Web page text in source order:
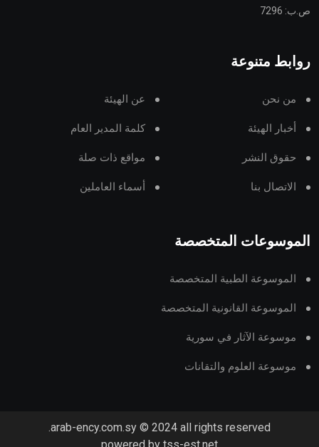
ص.ب: 7296
روابط متنوعة
من نحن عن الهيئة
أخبار الهيئة كلمة المدير العام
حقوق النشر مواقع ذات صلة
الاتصال بنا أسماء العاملين
الموسوعات المتخصصة
الموسوعة الطبية المتخصصة
الموسوعة القانونية المتخصصة
موسوعة الآثار في سورية
موسوعة العلوم والتقانات
arab-ency.com.sy © 2024 all rights reserved.